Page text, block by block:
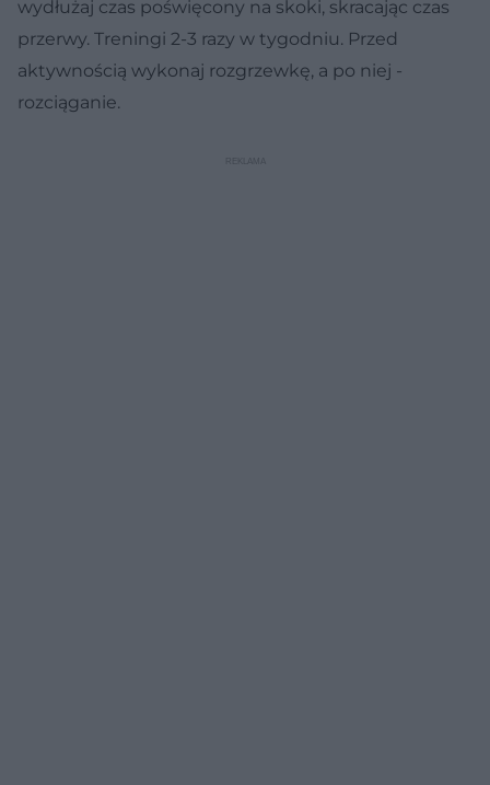
wydłużaj czas poświęcony na skoki, skracając czas
przerwy. Treningi 2-3 razy w tygodniu. Przed
aktywnością wykonaj rozgrzewkę, a po niej -
rozciąganie.